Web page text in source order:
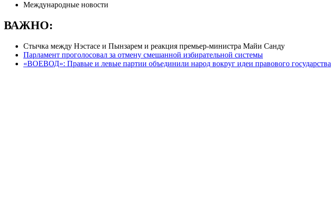
Международные новости
ВАЖНО:
Cтычка между Нэстасе и Пынзарем и реакция премьер-министра Майи Санду
Парламент проголосовал за отмену смешанной избирательной системы
«ВОЕВОД»: Правые и левые партии объединили народ вокруг идеи правового государства